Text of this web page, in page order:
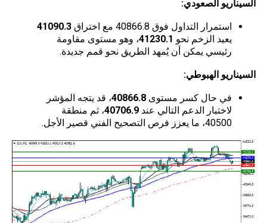
السيناريو الصعودي:
استمرار التداول فوق 40866.8 مع اختراق
41090.3
يعيد الزخم نحو 41230.1، وهو مستوى مقاومة
رئيسي يمكن أن يُمهد الطريق نحو قمم جديدة.
السيناريو الهبوطي:
في حال كسر مستوى40866.8، قد يتجه المؤشر
لاختبار الدعم التالي عند40706.9، ثم منطقة
40500، ما يعزز فرص التصحيح الفني قصير الأجل.